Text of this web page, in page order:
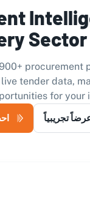
Sector
procurement
tender data,
for your
تجريبياً